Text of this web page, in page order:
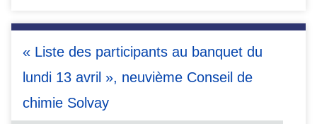
« Liste des participants au banquet du
lundi 13 avril », neuvième Conseil de
chimie Solvay